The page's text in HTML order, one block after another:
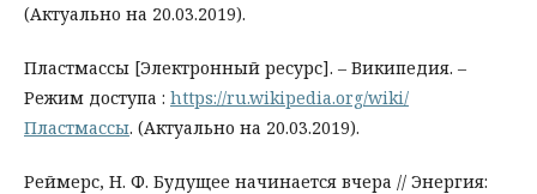
(Актуально на 20.03.2019).
Пластмассы [Электронный ресурс]. – Википедия. –
Режим доступа : https://ru.wikipedia.org/wiki/
Пластмассы. (Актуально на 20.03.2019).
Реймерс, Н. Ф. Будущее начинается вчера // Энергия: